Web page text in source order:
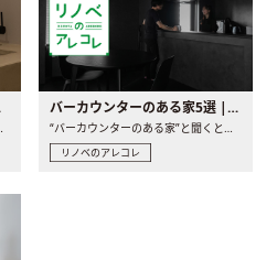
デア
材の選び方で..
バーカウンターのある家5選 | 日常に馴染む“距離の近い”キッチンとは
“バーカウンターのある家”と聞くと、少し特別な、大人のための..
リノベのアレコレ